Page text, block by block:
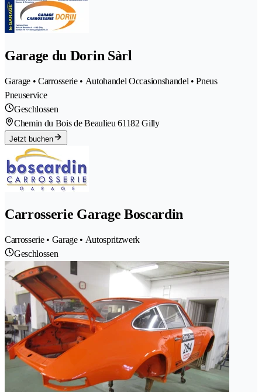
Garage du Dorin Sàrl
Garage • Carrosserie • Autohandel Occasionshandel • Pneus
Pneuservice
Geschlossen
Chemin du Bois de Beaulieu 61182 Gilly
Jetzt buchen
Carrosserie Garage Boscardin
Carrosserie • Garage • Autospritzwerk
Geschlossen